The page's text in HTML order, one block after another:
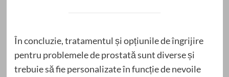
În concluzie, tratamentul și opțiunile de îngrijire
pentru problemele de prostată sunt diverse și
trebuie să fie personalizate în funcție de nevoile